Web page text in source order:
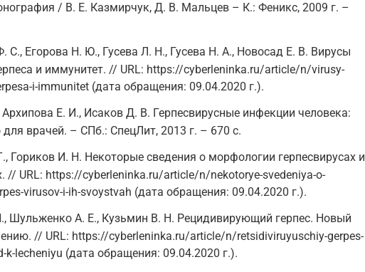
/ В. Е. Казмирчук, Д. В. Мальцев – К.: Феникс, 2009 г. –
С., Егорова Н. Ю., Гусева Л. Н., Гусева Н. А., Новосад Е. В. Вирусы
и иммунитет. // URL: https://cyberleninka.ru/article/n/virusy-
i-immunitet (дата обращения: 09.04.2020 г.).
Е. И., Исаков Д. В. Герпесвирусные инфекции человека:
для врачей. – СПб.: СпецЛит, 2013 г. – 670 с.
Гориков И. Н. Некоторые сведения о морфологии герпесвирусах и
// URL: https://cyberleninka.ru/article/n/nekotorye-svedeniya-o-
virusov-i-ih-svoystvah (дата обращения: 09.04.2020 г.).
Шульженко А. Е., Кузьмин В. Н. Рецидивирующий герпес. Новый
// URL: https://cyberleninka.ru/article/n/retsidiviruyuschiy-gerpes-
k-lecheniyu (дата обращения: 09.04.2020 г.).